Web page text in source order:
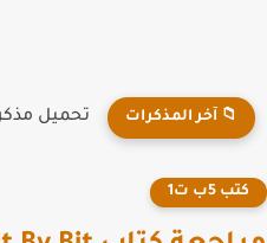
📁 آخر المذكرات
5ب ت1